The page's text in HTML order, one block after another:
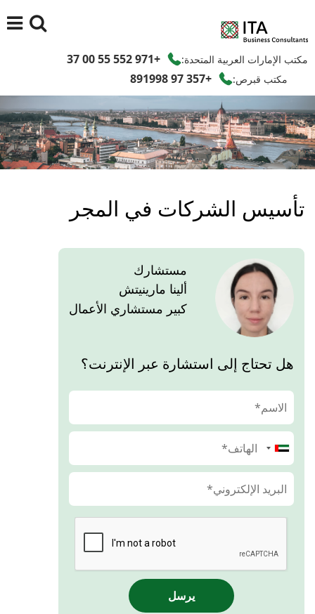
مكتب الإمارات العربية المتحدة: +971 552 55 00 37
مكتب قبرص: +357 97 891998
تأسيس الشركات في المجر
مستشارك
ألينا مارينيتش
كبير مستشاري الأعمال
هل تحتاج إلى استشارة عبر الإنترنت؟
يرسل